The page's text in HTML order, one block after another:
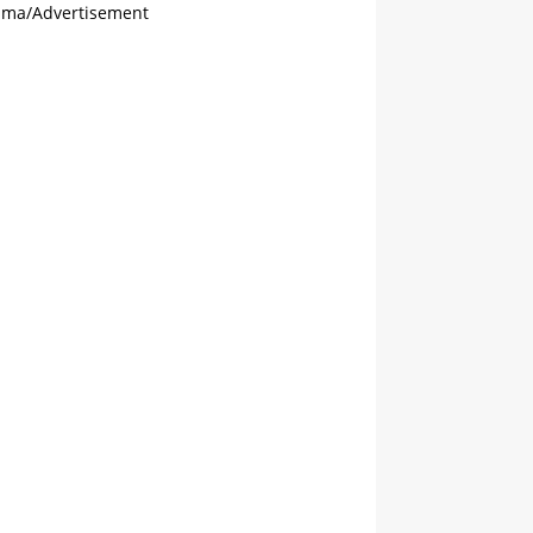
Advertisement